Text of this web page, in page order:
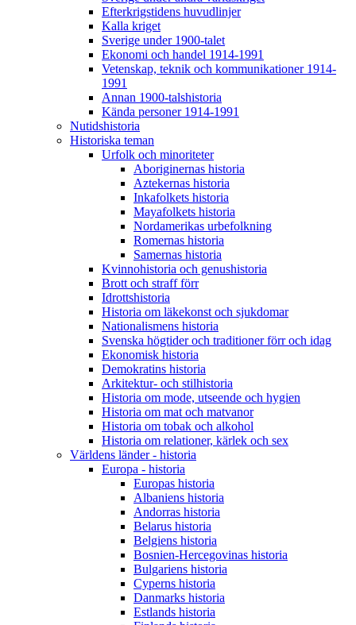
Efterkrigstidens huvudlinjer
Kalla kriget
Sverige under 1900-talet
Ekonomi och handel 1914-1991
Vetenskap, teknik och kommunikationer 1914-
1991
Annan 1900-talshistoria
Kända personer 1914-1991
Nutidshistoria
Historiska teman
Urfolk och minoriteter
Aboriginernas historia
Aztekernas historia
Inkafolkets historia
Mayafolkets historia
Nordamerikas urbefolkning
Romernas historia
Samernas historia
Kvinnohistoria och genushistoria
Brott och straff förr
Idrottshistoria
Historia om läkekonst och sjukdomar
Nationalismens historia
Svenska högtider och traditioner förr och idag
Ekonomisk historia
Demokratins historia
Arkitektur- och stilhistoria
Historia om mode, utseende och hygien
Historia om mat och matvanor
Historia om tobak och alkohol
Historia om relationer, kärlek och sex
Världens länder - historia
Europa - historia
Europas historia
Albaniens historia
Andorras historia
Belarus historia
Belgiens historia
Bosnien-Hercegovinas historia
Bulgariens historia
Cyperns historia
Danmarks historia
Estlands historia